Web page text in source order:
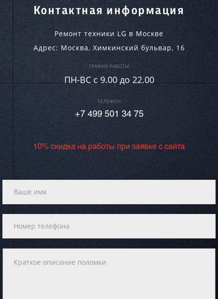
Контактная информация
Ремонт техники LG в Москве
Адрес: Москва, Химкинский бульвар, 16
ГРАФИК РАБОТЫ
ПН-ВC c 9.00 до 22.00
ТЕЛЕФОН
+7 499 501 34 75
10% скидка на работы при заявке с сайта